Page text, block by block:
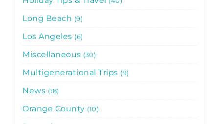
Long Beach 9
Los Angeles 6
Miscellaneous 30
Multigenerational Trips 9
News 18
Orange County 10